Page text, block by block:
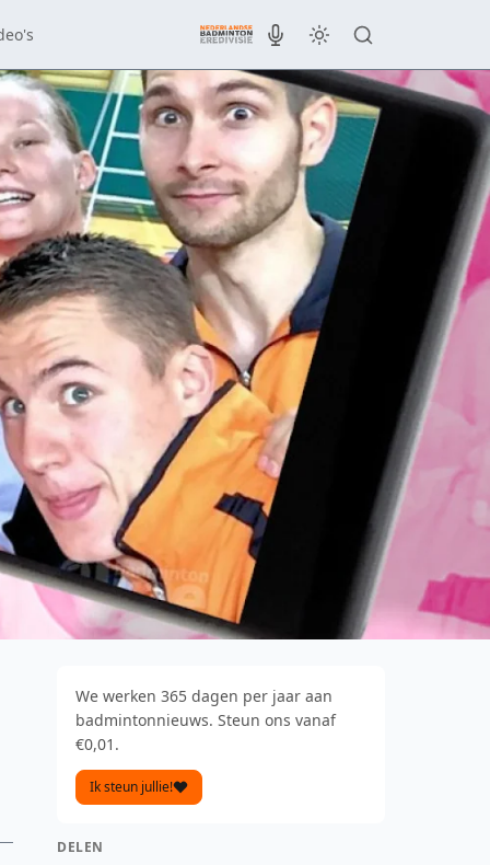
We werken 365 dagen per jaar aan
badmintonnieuws. Steun ons vanaf
€0,01.
Ik steun jullie!
DELEN